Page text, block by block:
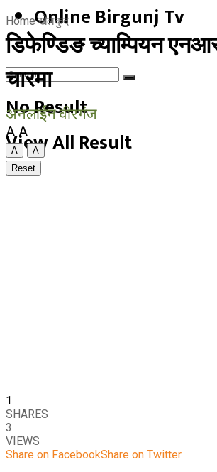
Online Birgunj Tv
No Result
View All Result
Home खेलकुद
डिफेण्डिङ च्याम्पियन
चारमा
अनलाईन वीरगंज
A A
A
A
Reset
1
SHARES
3
VIEWS
Share on FacebookShare on Twitter